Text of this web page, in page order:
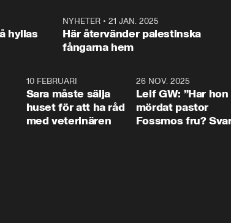
hyllas
NYHETER •21 JAN. 2025
Här återvänder palestinska
fångarna hem
10 FEBRUARI
Sara måste sälja
huset för att ha råd
med veterinären
26 NOV. 2025
Leif GW: ”Har hon
mördat pastor
Fossmos fru?